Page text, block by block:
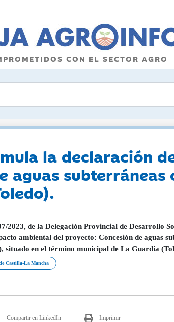
CON EL SECTOR AGRO
la declaración
aguas
2023, de la Delegación Provincial de Desarrollo
ambiental del proyecto: Concesión de aguas
situado en el término municipal de La Guardia
Castilla-La Mancha
Compartir en LinkedIn Imprimir